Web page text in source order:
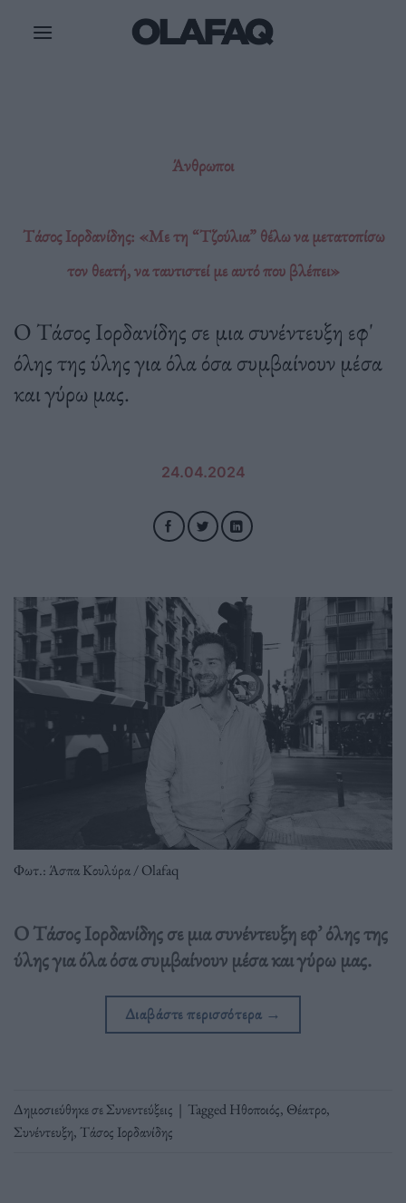
Άνθρωποι
Τάσος Ιορδανίδης: «Με τη “Τζούλια” θέλω να μετατοπίσω
τον θεατή, να ταυτιστεί με αυτό που βλέπει»
Ο Τάσος Ιορδανίδης σε μια συνέντευξη εφ'
όλης της ύλης για όλα όσα συμβαίνουν μέσα
και γύρω μας.
24.04.2024
Φωτ.: Άσπα Κουλύρα / Olafaq
Ο Τάσος Ιορδανίδης σε μια συνέντευξη εφ’ όλης της
ύλης για όλα όσα συμβαίνουν μέσα και γύρω μας.
Διαβάστε περισσότερα →
Δημοσιεύθηκε σεΣυνεντεύξεις | TaggedΗθοποιός, Θέατρο,
Συνέντευξη, Τάσος Ιορδανίδης